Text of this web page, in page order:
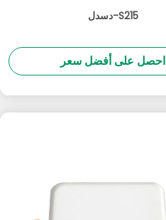
دسدل-S215
احصل على أفضل سعر